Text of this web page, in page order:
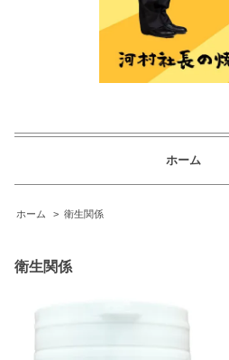
ホーム
ホーム > 衛生関係
衛生関係